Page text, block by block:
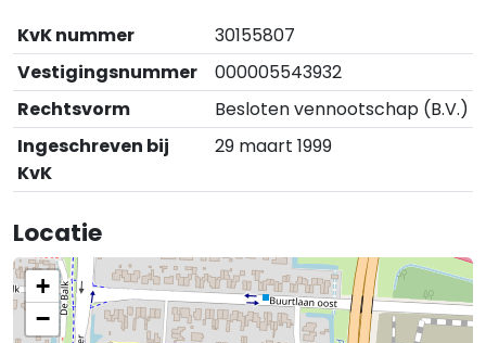
KvK nummer
30155807
Vestigingsnummer
000005543932
Rechtsvorm
Besloten vennootschap (B.V.)
Ingeschreven bij
KvK
29 maart 1999
Locatie
+
−